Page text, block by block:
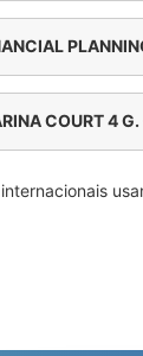
COURT 4